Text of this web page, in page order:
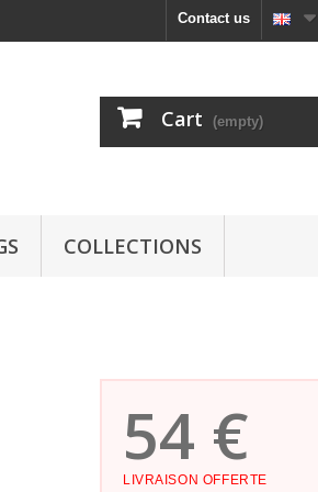
Contact us
Cart (empty)
COLLECTIONS
54 €
LIVRAISON OFFERTE